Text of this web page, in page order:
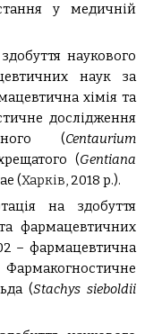
у медичній
наукового
наук за
хімія та
дослідження
(Centaurium
(Gentiana
(Харків, 2018 р.).
на здобуття
фармацевтичних
– фармацевтична
Фармакогностичне
(Stachys sieboldii